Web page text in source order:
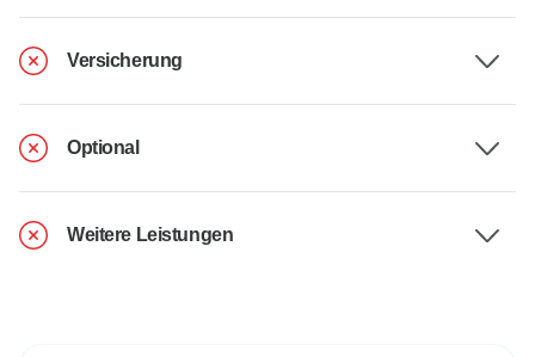
Versicherung
Optional
Weitere Leistungen